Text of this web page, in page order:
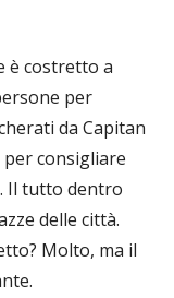
è costretto a
per
da Capitan
per consigliare
Il tutto dentro
delle città.
Molto, ma il